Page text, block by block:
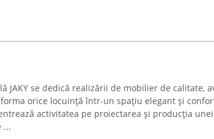
JAKY se dedică realizării de mobilier de calitate,
orice locuință într-un spațiu elegant și
activitatea pe proiectarea și producția
...